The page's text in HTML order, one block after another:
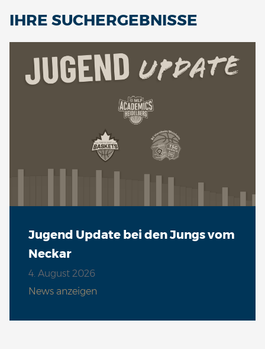
VS
Sa 26.09. | 19:30 Uhr
VS
Fr 02.10. | 19:30 Uhr
VS
Sa 10.10. | 19:30 Uhr
IHRE SUCHERGEBNISSE
Jugend Update bei den Jungs vom
Neckar
4. August 2026
News anzeigen